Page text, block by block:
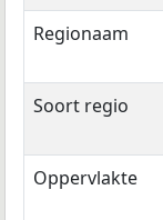
Regionaam
Soort regio
Oppervlakte